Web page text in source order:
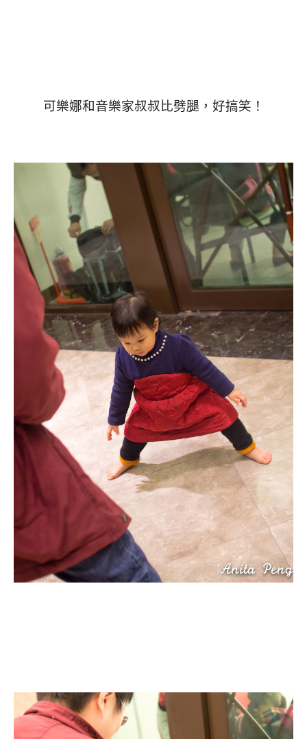
可樂娜和音樂家叔叔比劈腿，好搞笑！